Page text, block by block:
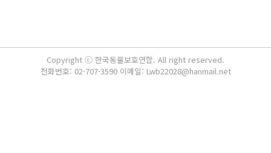
Copyright ⓒ 한국동물보호연합. All right reserved.
전화번호: 02-707-3590 이메일: Lwb22028@hanmail.net